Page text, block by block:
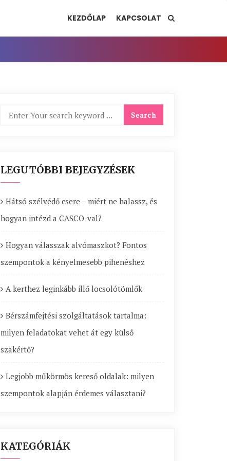
KEZDŐLAP KAPCSOLAT
LEGUTÓBBI BEJEGYZÉSEK
Hátsó szélvédő csere – miért ne halassz, és
hogyan intézd a CASCO-val?
Hogyan válasszak alvómaszkot? Fontos
szempontok a kényelmesebb pihenéshez
A kerthez leginkább illő locsolótömlők
Bérszámfejtési szolgáltatások tartalma:
milyen feladatokat vehet át egy külső
szakértő?
Legjobb műkörmös kereső oldalak: milyen
szempontok alapján érdemes választani?
KATEGÓRIÁK